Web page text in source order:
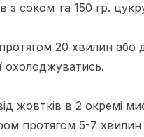
з соком та 150 гр.
20 хвилин або
охолоджуватись.
від жовтків в 2 окремі
протягом 5-7 хвилин